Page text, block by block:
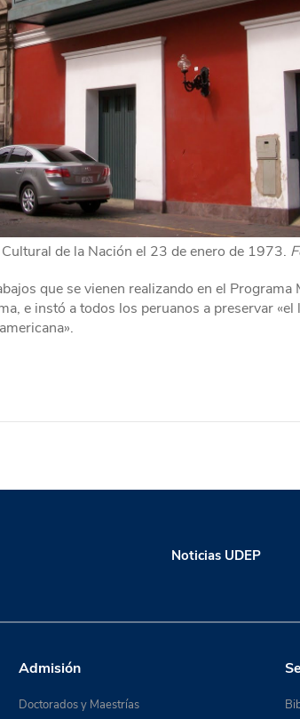
de la Nación el 23 de enero de 1973.
que se vienen realizando en el Programa
e instó a todos los peruanos a preservar
Noticias UDEP
Admisión
Doctorados y Maestrías